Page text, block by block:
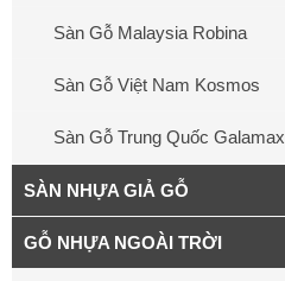
Sàn Gỗ Malaysia Robina
Sàn Gỗ Việt Nam Kosmos
Sàn Gỗ Trung Quốc Galamax
SÀN NHỰA GIẢ GỖ
GỖ NHỰA NGOÀI TRỜI